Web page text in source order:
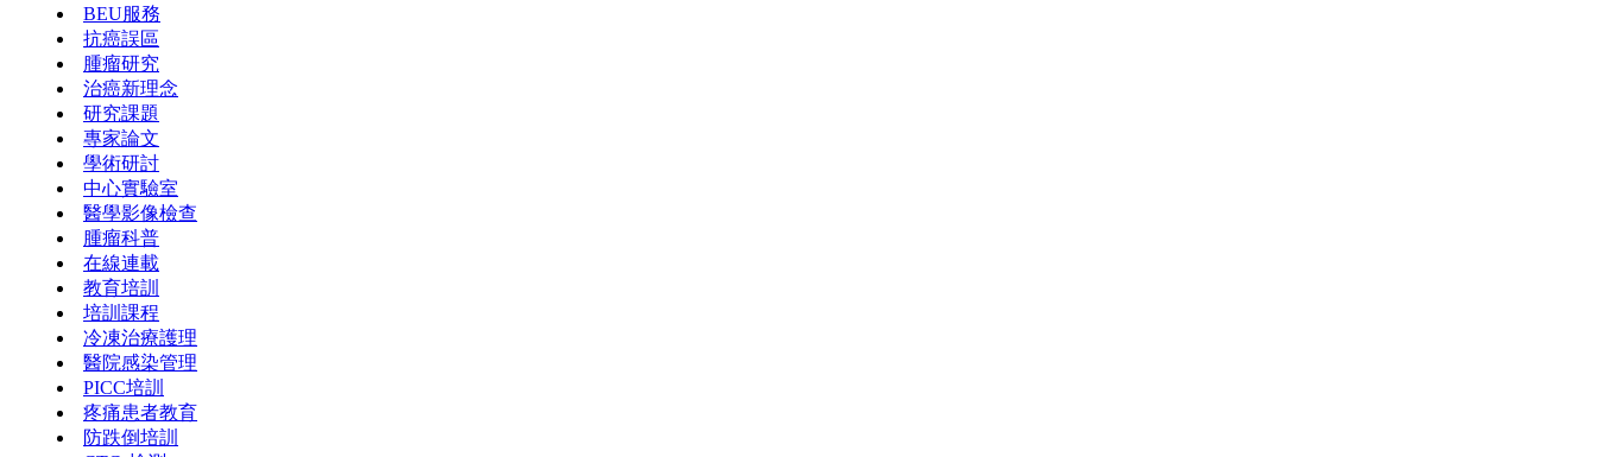
BEU服務
抗癌誤區
腫瘤研究
治癌新理念
研究課題
專家論文
學術研討
中心實驗室
醫學影像檢查
腫瘤科普
在線連載
教育培訓
培訓課程
冷凍治療護理
醫院感染管理
PICC培訓
疼痛患者教育
防跌倒培訓